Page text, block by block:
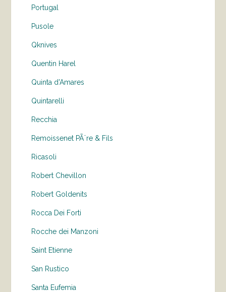
Portugal
Pusole
Qknives
Quentin Harel
Quinta d'Amares
Quintarelli
Recchia
Remoissenet PÃ¨re & Fils
Ricasoli
Robert Chevillon
Robert Goldenits
Rocca Dei Forti
Rocche dei Manzoni
Saint Etienne
San Rustico
Santa Eufemia